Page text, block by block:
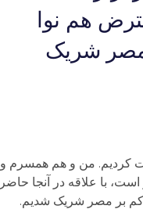
هم نوا
مصر شریک
کلن شرکت کردیم. من و هم همسرم و
با علاقه در آنجا حاضر
بر مصر شریک شدیم.